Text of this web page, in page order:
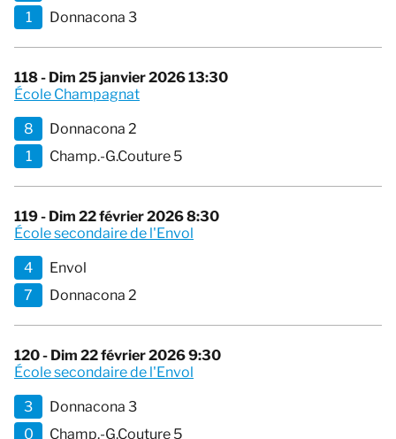
1
Donnacona 3
118 - Dim 25 janvier 2026 13:30
École Champagnat
8
Donnacona 2
1
Champ.-G.Couture 5
119 - Dim 22 février 2026 8:30
École secondaire de l'Envol
4
Envol
7
Donnacona 2
120 - Dim 22 février 2026 9:30
École secondaire de l'Envol
3
Donnacona 3
0
Champ.-G.Couture 5